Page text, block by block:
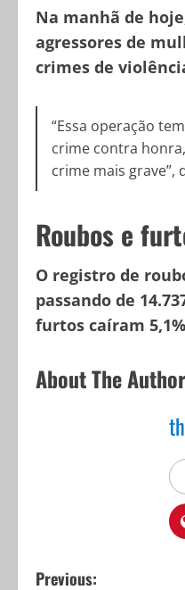
Na manhã de
agressores de
crimes de
“Essa operação
crime contra
crime mais grave”,
Roubos e
O registro de
passando de
furtos caíram
About The Author
Previous: